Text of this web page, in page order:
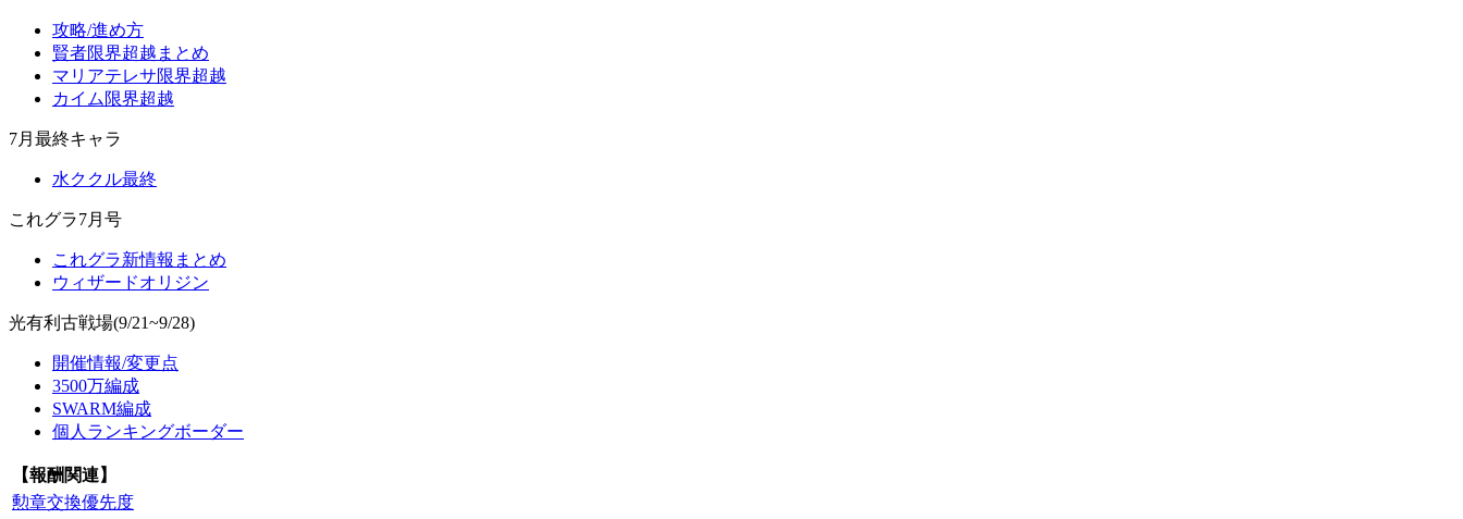
攻略/進め方
賢者限界超越まとめ
マリアテレサ限界超越
カイム限界超越
7月最終キャラ
水ククル最終
これグラ7月号
これグラ新情報まとめ
ウィザードオリジン
光有利古戦場(9/21~9/28)
開催情報/変更点
3500万編成
SWARM編成
個人ランキングボーダー
【報酬関連】
勲章交換優先度